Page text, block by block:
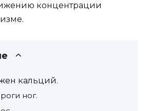
концентрации
кальций.
ног.